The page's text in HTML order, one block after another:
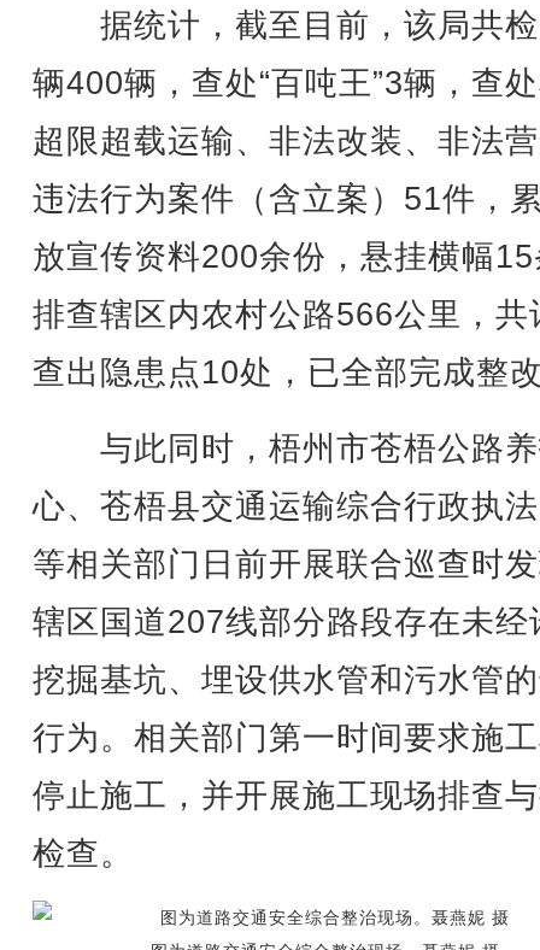
据统计，截至目前，该局共
辆400辆，查处“百吨王”3辆，查
超限超载运输、非法改装、非法
违法行为案件（含立案）51件，
放宣传资料200余份，悬挂横幅
排查辖区内农村公路566公里，共
查出隐患点10处，已全部完成整
与此同时，梧州市苍梧公路
心、苍梧县交通运输综合行政执
等相关部门日前开展联合巡查时
辖区国道207线部分路段存在未经
挖掘基坑、埋设供水管和污水管
行为。相关部门第一时间要求施
停止施工，并开展施工现场排查
检查。